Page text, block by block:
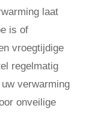
laat
is of
vroegtijdige
regelmatig
verwarming
onveilige